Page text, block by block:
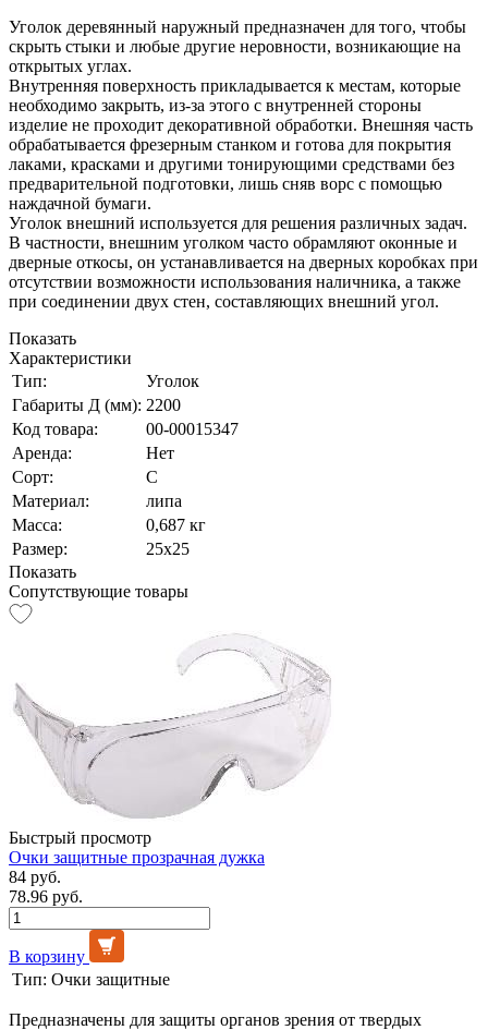
Уголок деревянный наружный предназначен для того, чтобы
скрыть стыки и любые другие неровности, возникающие на
открытых углах.
Внутренняя поверхность прикладывается к местам, которые
необходимо закрыть, из-за этого с внутренней стороны
изделие не проходит декоративной обработки. Внешняя часть
обрабатывается фрезерным станком и готова для покрытия
лаками, красками и другими тонирующими средствами без
предварительной подготовки, лишь сняв ворс с помощью
наждачной бумаги.
Уголок внешний используется для решения различных задач.
В частности, внешним уголком часто обрамляют оконные и
дверные откосы, он устанавливается на дверных коробках при
отсутствии возможности использования наличника, а также
при соединении двух стен, составляющих внешний угол.
Показать
Характеристики
Тип:
Уголок
Габариты Д (мм): 2200
Код товара:
00-00015347
Аренда:
Нет
Сорт:
С
Материал:
липа
Масса:
0,687 кг
Размер:
25х25
Показать
Сопутствующие товары
Быстрый просмотр
Очки защитные прозрачная дужка
84 руб.
78.96 руб.
В корзину
Тип: Очки защитные
Предназначены для защиты органов зрения от твердых